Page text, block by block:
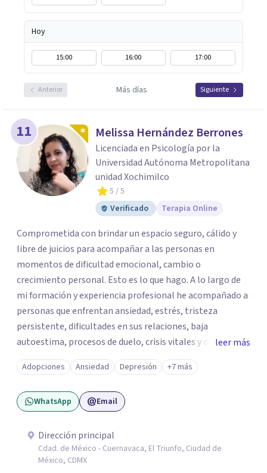
Hoy
15:00 16:00 17:00
Anterior Más días Siguiente
11 Melissa Hernández Berrones
Licenciada en Psicología por la
Universidad Autónoma Metropolitana
unidad Xochimilco
5 / 5
Verificado
Terapia Online
Comprometida con brindar un espacio seguro, cálido y
libre de juicios para acompañar a las personas en
momentos de dificultad emocional, cambio o
crecimiento personal. Esto es lo que hago. A lo largo de
mi formación y experiencia profesional he acompañado a
personas que enfrentan ansiedad, estrés, tristeza
persistente, dificultades en sus relaciones, baja
autoestima, procesos de duelo, crisis vitales y desafíos
relacionados con la adaptación a nuevas etapas de la vida.
Mi enfoque se basa en la escucha empática, el respeto por
la historia de cada persona y el trabajo conjunto para
desarrollar herramientas que favorezcan el bienestar
que buscar ayuda psicológica es un acto de valentía y
autocuidado. Mi objetivo es acompañarte para que puedas
comprender mejor lo que estás viviendo, fortalecer tus
leer más
Adopciones Ansiedad Depresión +7 más
WhatsApp Email
Dirección principal
Cdad. de México - Cuernavaca, El Triunfo, Ciudad de
México, CDMX